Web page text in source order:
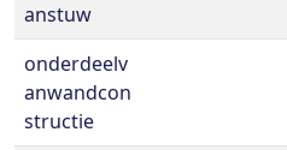
anstuw
onderdeelv
anwandcon
structie